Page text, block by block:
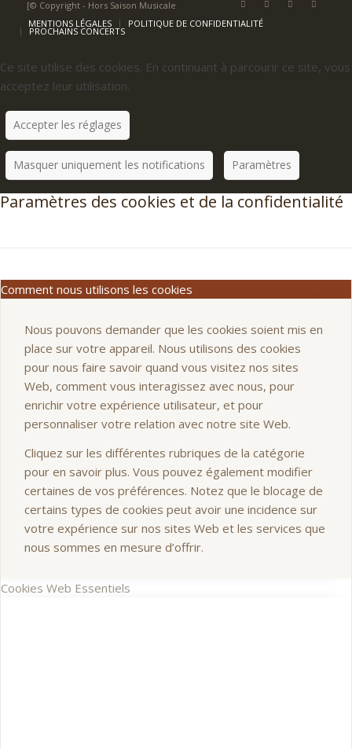
[© Copyright - Hors Saison Musicale
MENTIONS LÉGALES
POLITIQUE DE CONFIDENTIALITÉ
PROCHAINS CONCERTS
Ce site utilise des cookies. En continuant à parcourir ce site, vous
acceptez leur utilisation.
Accepter les réglages
Masquer uniquement les notifications Paramètres
Paramètres des cookies et de la confidentialité
Comment nous utilisons les cookies
Nous pouvons demander que les cookies soient mis en
place sur votre appareil. Nous utilisons des cookies
pour nous faire savoir quand vous visitez nos sites
Web, comment vous interagissez avec nous, pour
enrichir votre expérience utilisateur, et pour
personnaliser votre relation avec notre site Web.
Cliquez sur les différentes rubriques de la catégorie
pour en savoir plus. Vous pouvez également modifier
certaines de vos préférences. Notez que le blocage de
certains types de cookies peut avoir une incidence sur
votre expérience sur nos sites Web et les services que
nous sommes en mesure d’offrir.
Cookies Web Essentiels